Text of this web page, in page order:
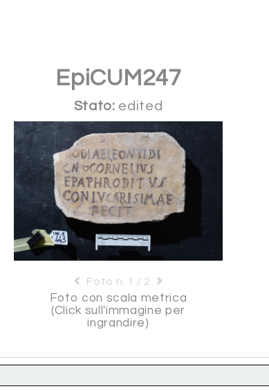
EpiCUM247
Stato: edited
Foto n. 1 / 2
Foto con scala metrica
(Click sull'immagine per
ingrandire)